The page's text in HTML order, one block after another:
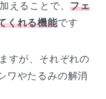
えることで、フェ
くれる機能です
すが、それぞれの
ワやたるみの解消